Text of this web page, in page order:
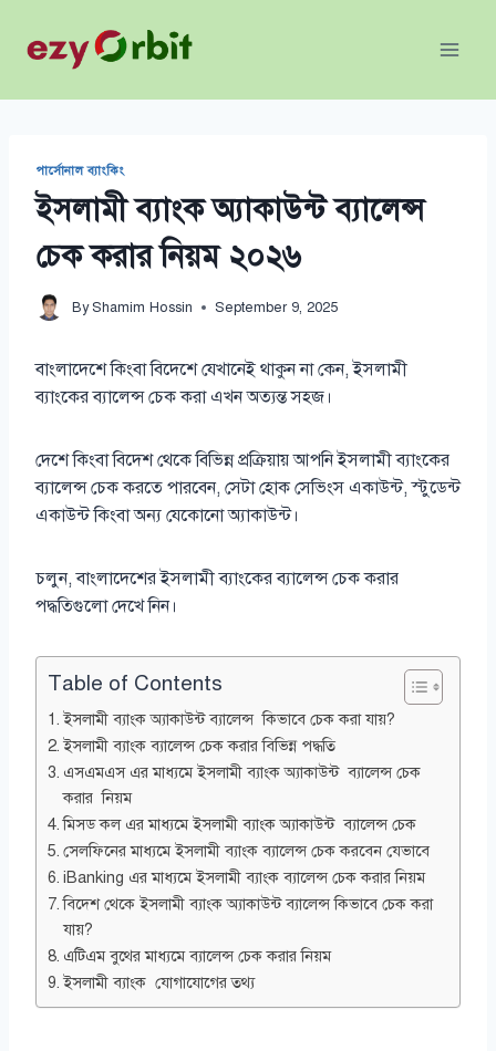
পার্সোনাল ব্যাংকিং
ইসলামী ব্যাংক অ্যাকাউন্ট ব্যালেন্স
চেক করার নিয়ম ২০২৬
By Shamim Hossin September 9, 2025
বাংলাদেশে কিংবা বিদেশে যেখানেই থাকুন না কেন, ইসলামী
ব্যাংকের ব্যালেন্স চেক করা এখন অত্যন্ত সহজ।
দেশে কিংবা বিদেশ থেকে বিভিন্ন প্রক্রিয়ায় আপনি ইসলামী ব্যাংকের
ব্যালেন্স চেক করতে পারবেন, সেটা হোক সেভিংস একাউন্ট, স্টুডেন্ট
একাউন্ট কিংবা অন্য যেকোনো অ্যাকাউন্ট।
চলুন, বাংলাদেশের ইসলামী ব্যাংকের ব্যালেন্স চেক করার
পদ্ধতিগুলো দেখে নিন।
Table of Contents
ইসলামী ব্যাংক অ্যাকাউন্ট ব্যালেন্স কিভাবে চেক করা যায়?
ইসলামী ব্যাংক ব্যালেন্স চেক করার বিভিন্ন পদ্ধতি
এসএমএস এর মাধ্যমে ইসলামী ব্যাংক অ্যাকাউন্ট ব্যালেন্স চেক
করার নিয়ম
মিসড কল এর মাধ্যমে ইসলামী ব্যাংক অ্যাকাউন্ট ব্যালেন্স চেক
সেলফিনের মাধ্যমে ইসলামী ব্যাংক ব্যালেন্স চেক করবেন যেভাবে
iBanking এর মাধ্যমে ইসলামী ব্যাংক ব্যালেন্স চেক করার নিয়ম
বিদেশ থেকে ইসলামী ব্যাংক অ্যাকাউন্ট ব্যালেন্স কিভাবে চেক করা
যায়?
এটিএম বুথের মাধ্যমে ব্যালেন্স চেক করার নিয়ম
ইসলামী ব্যাংক যোগাযোগের তথ্য